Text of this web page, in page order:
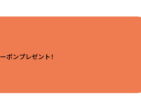
ポンプレゼント！